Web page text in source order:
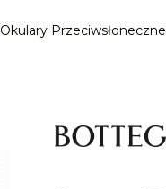
Okulary Przeciwsłoneczne